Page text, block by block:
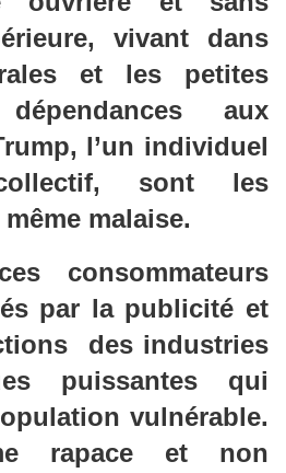
vivant dans
et les petites
aux
l’un individuel
sont les
malaise.
consommateurs
par la publicité et
desindustries
puissantes qui
vulnérable.
rapace et non